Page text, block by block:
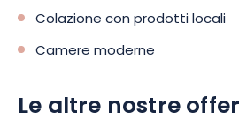
Colazione con prodotti locali
Camere moderne
Le altre nostre